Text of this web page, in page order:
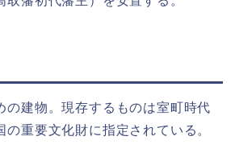
の建物。現存するものは室町時代
重要文化財に指定されている。